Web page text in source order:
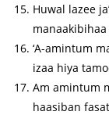
Huwal lazee
‘A-amintum
izaa hiya
Am amintum
haasiban